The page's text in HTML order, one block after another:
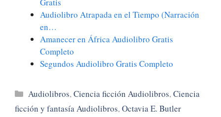
Audiolibro Atrapada en el Tiempo (Narración
en…
Amanecer en África Audiolibro Gratis
Completo
Segundos Audiolibro Gratis Completo
Categorías
Audiolibros,Ciencia ficción Audiolibros,Ciencia
ficción y fantasía Audiolibros,Octavia E. Butler